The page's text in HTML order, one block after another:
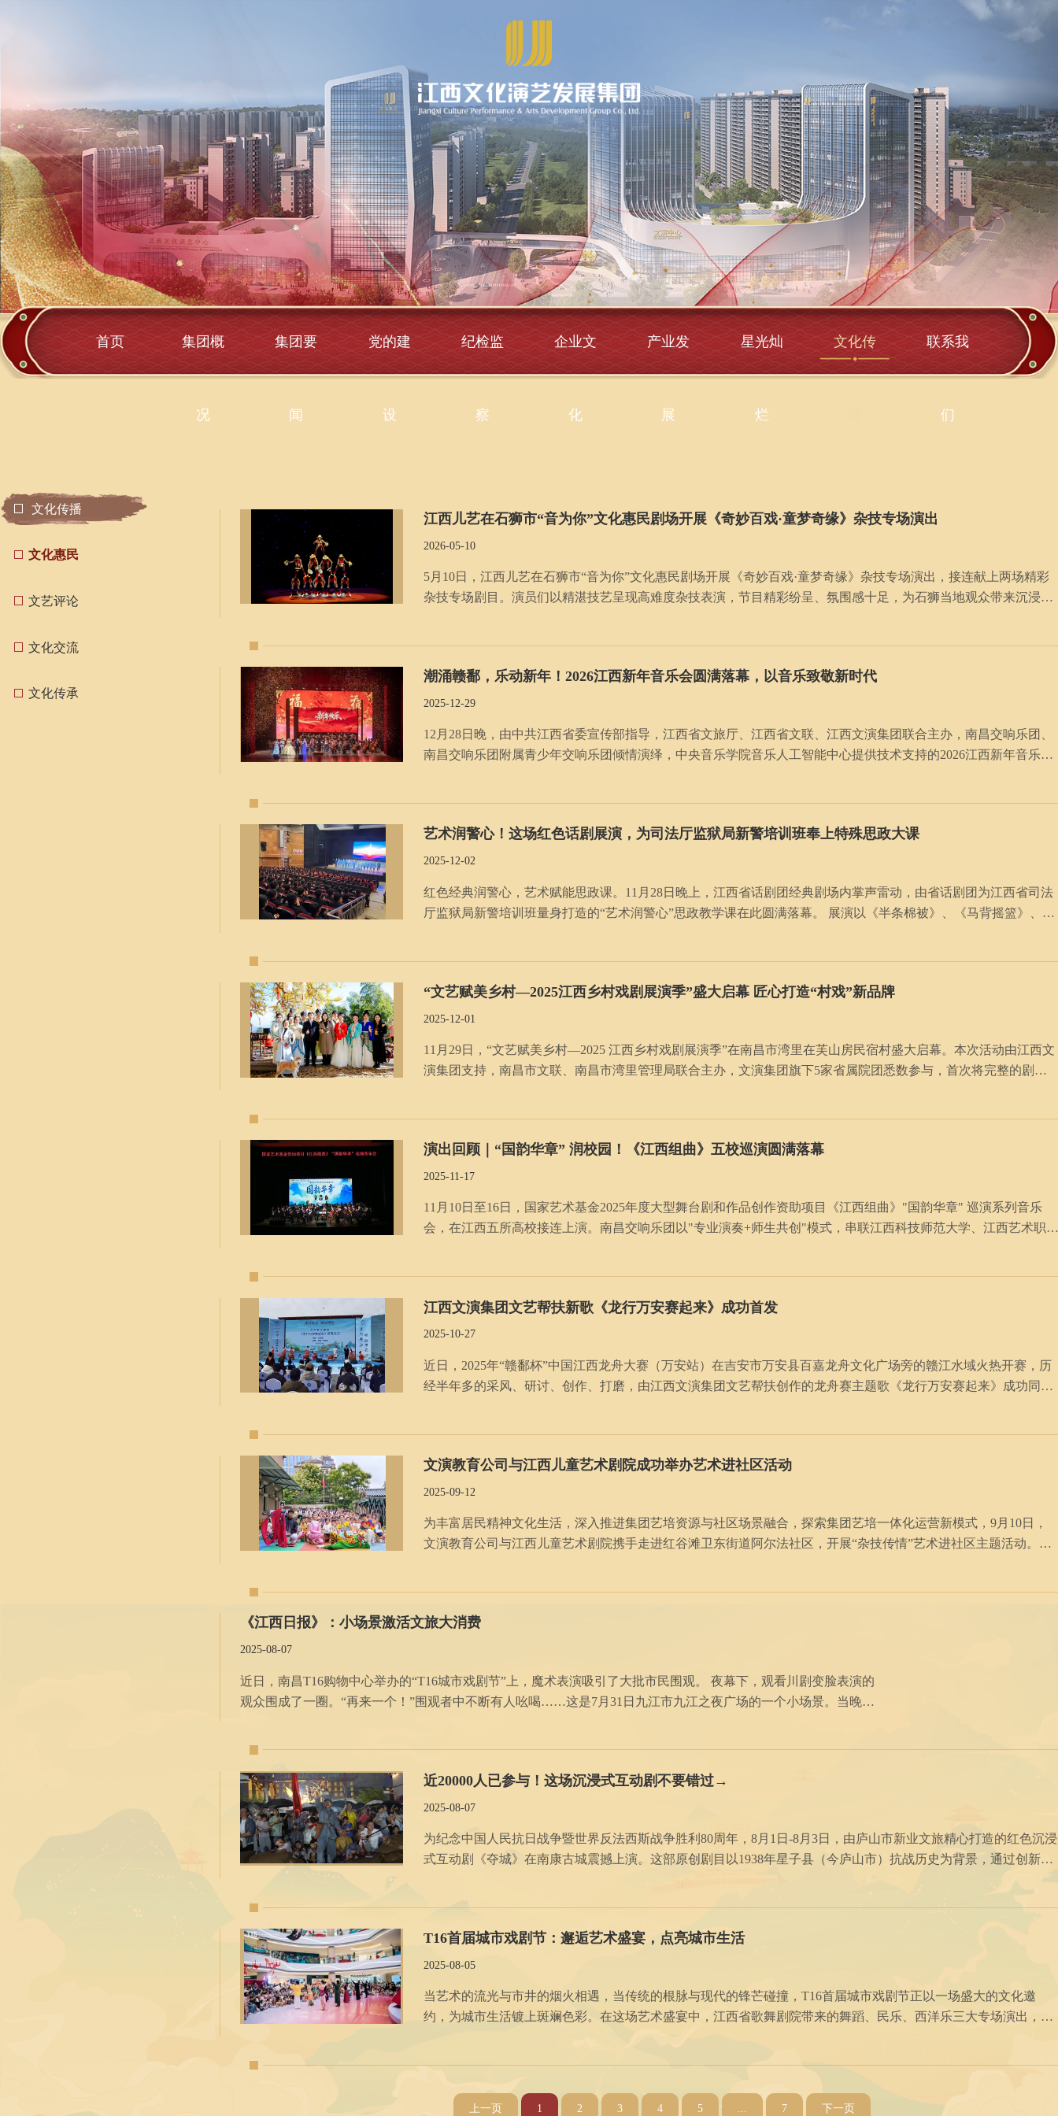
首页 集团概
况
集团要
闻
党的建
设
纪检监
察
企业文
化
产业发
展
星光灿
烂
文化传 联系我
们
文化传播
文化惠民
文艺评论
文化交流
文化传承
江西儿艺在石狮市“音为你”文化惠民剧场开展《奇妙百戏·童梦奇缘》杂技专场演出
2026-05-10
5月10日，江西儿艺在石狮市“音为你”文化惠民剧场开展《奇妙百戏·童梦奇缘》杂技专场演出，接连献上两场精彩
杂技专场剧目。演员们以精湛技艺呈现高难度杂技表演，节目精彩纷呈、氛围感十足，为石狮当地观众带来沉浸式
潮涌赣鄱，乐动新年！2026江西新年音乐会圆满落幕，以音乐致敬新时代
2025-12-29
12月28日晚，由中共江西省委宣传部指导，江西省文旅厅、江西省文联、江西文演集团联合主办，南昌交响乐团、
南昌交响乐团附属青少年交响乐团倾情演绎，中央音乐学院音乐人工智能中心提供技术支持的2026江西新年音乐
艺术润警心！这场红色话剧展演，为司法厅监狱局新警培训班奉上特殊思政大课
2025-12-02
红色经典润警心，艺术赋能思政课。11月28日晚上，江西省话剧团经典剧场内掌声雷动，由省话剧团为江西省司法
厅监狱局新警培训班量身打造的“艺术润警心”思政教学课在此圆满落幕。 展演以《半条棉被》、《马背摇篮》、
“文艺赋美乡村—2025江西乡村戏剧展演季”盛大启幕 匠心打造“村戏”新品牌
2025-12-01
11月29日，“文艺赋美乡村—2025 江西乡村戏剧展演季”在南昌市湾里在芙山房民宿村盛大启幕。本次活动由江西文
演集团支持，南昌市文联、南昌市湾里管理局联合主办，文演集团旗下5家省属院团悉数参与，首次将完整的剧场
演出回顾｜“国韵华章” 润校园！《江西组曲》五校巡演圆满落幕
2025-11-17
11月10日至16日，国家艺术基金2025年度大型舞台剧和作品创作资助项目《江西组曲》"国韵华章" 巡演系列音乐
会，在江西五所高校接连上演。南昌交响乐团以"专业演奏+师生共创"模式，串联江西科技师范大学、江西艺术职业
江西文演集团文艺帮扶新歌《龙行万安赛起来》成功首发
2025-10-27
近日，2025年“赣鄱杯”中国江西龙舟大赛（万安站）在吉安市万安县百嘉龙舟文化广场旁的赣江水域火热开赛，历
经半年多的采风、研讨、创作、打磨，由江西文演集团文艺帮扶创作的龙舟赛主题歌《龙行万安赛起来》成功同步
文演教育公司与江西儿童艺术剧院成功举办艺术进社区活动
2025-09-12
为丰富居民精神文化生活，深入推进集团艺培资源与社区场景融合，探索集团艺培一体化运营新模式，9月10日，
文演教育公司与江西儿童艺术剧院携手走进红谷滩卫东街道阿尔法社区，开展“杂技传情”艺术进社区主题活动。文
《江西日报》：小场景激活文旅大消费
2025-08-07
近日，南昌T16购物中心举办的“T16城市戏剧节”上，魔术表演吸引了大批市民围观。 夜幕下，观看川剧变脸表演的
观众围成了一圈。“再来一个！”围观者中不断有人吆喝……这是7月31日九江市九江之夜广场的一个小场景。当晚，
近20000人已参与！这场沉浸式互动剧不要错过→
2025-08-07
为纪念中国人民抗日战争暨世界反法西斯战争胜利80周年，8月1日-8月3日，由庐山市新业文旅精心打造的红色沉浸
式互动剧《夺城》在南康古城震撼上演。这部原创剧目以1938年星子县（今庐山市）抗战历史为背景，通过创新的
T16首届城市戏剧节：邂逅艺术盛宴，点亮城市生活
2025-08-05
当艺术的流光与市井的烟火相遇，当传统的根脉与现代的锋芒碰撞，T16首届城市戏剧节正以一场盛大的文化邀
约，为城市生活镀上斑斓色彩。在这场艺术盛宴中，江西省歌舞剧院带来的舞蹈、民乐、西洋乐三大专场演出，如
上一页 1 2 3 4 5 ... 7 下一页